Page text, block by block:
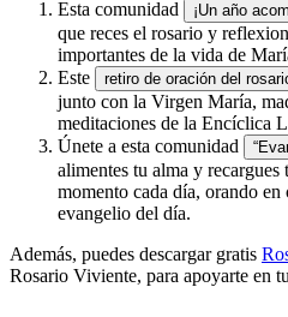
Esta comunidad ¡Un año
que reces el rosario y
importantes de la vida de
Este
retiro de oración del
junto con la Virgen María,
meditaciones de la Encíclica
Únete a esta comunidad
alimentes tu alma y
momento cada día, orando
evangelio del día.
Además, puedes descargar gratis
Rosario Viviente, para apoyarte en